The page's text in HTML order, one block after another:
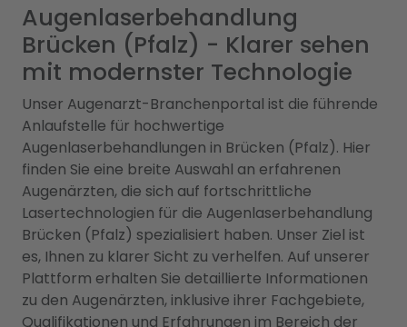
Augenlaserbehandlung
Brücken (Pfalz) - Klarer sehen
mit modernster Technologie
Unser Augenarzt-Branchenportal ist die führende
Anlaufstelle für hochwertige
Augenlaserbehandlungen in Brücken (Pfalz). Hier
finden Sie eine breite Auswahl an erfahrenen
Augenärzten, die sich auf fortschrittliche
Lasertechnologien für die Augenlaserbehandlung
Brücken (Pfalz) spezialisiert haben. Unser Ziel ist
es, Ihnen zu klarer Sicht zu verhelfen. Auf unserer
Plattform erhalten Sie detaillierte Informationen
zu den Augenärzten, inklusive ihrer Fachgebiete,
Qualifikationen und Erfahrungen im Bereich der